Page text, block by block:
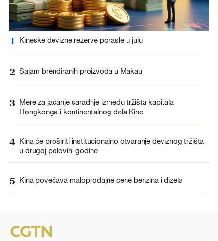
1 Kineske devizne rezerve porasle u julu
2 Sajam brendiranih proizvoda u Makau
3 Mere za jačanje saradnje između tržišta kapitala
Hongkonga i kontinentalnog dela Kine
4 Kina će proširiti institucionalno otvaranje deviznog tržišta
u drugoj polovini godine
5 Kina povećava maloprodajne cene benzina i dizela